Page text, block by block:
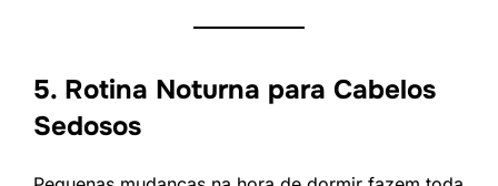
5. Rotina Noturna para Cabelos
Sedosos